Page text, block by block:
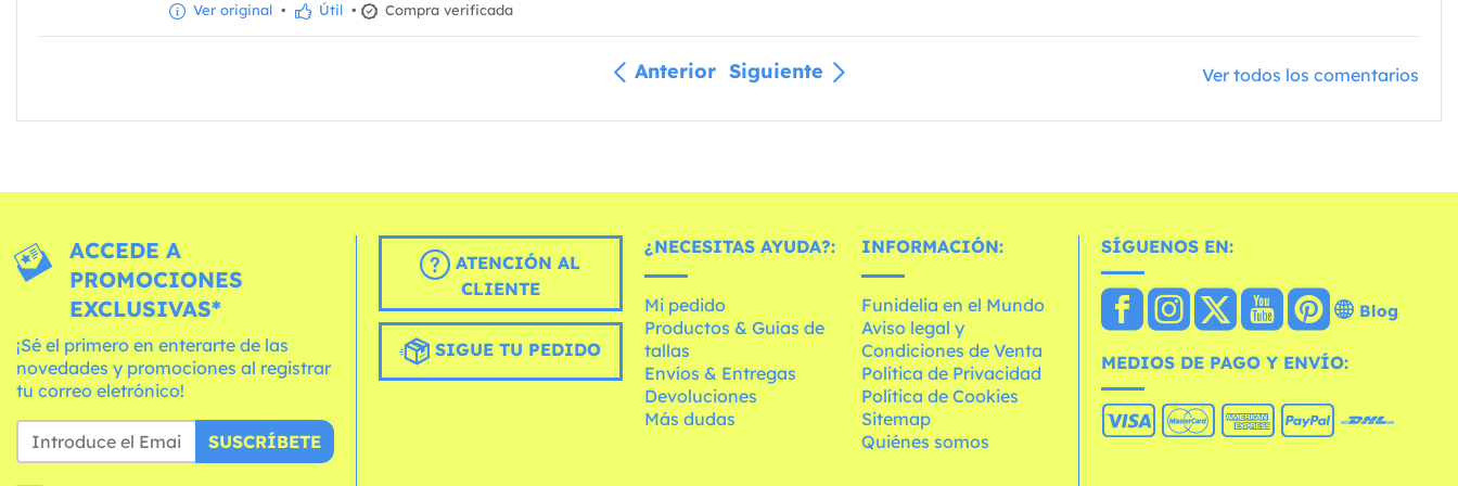
Ver original • Útil • Compra verificada
Anterior Siguiente Ver todos los comentarios
ACCEDE A
PROMOCIONES
EXCLUSIVAS*
¡Sé el primero en enterarte de las
novedades y promociones al registrar
tu correo eletrónico!
SUSCRÍBETE
ATENCIÓN AL
CLIENTE
SIGUE TU PEDIDO
¿NECESITAS AYUDA?:
Mi pedido
Productos & Guías de
tallas
Envíos & Entregas
Devoluciones
Más dudas
INFORMACIÓN:
Funidelia en el Mundo
Aviso legal y
Condiciones de Venta
Política de Privacidad
Política de Cookies
Sitemap
Quiénes somos
SÍGUENOS EN:
Blog
MEDIOS DE PAGO Y ENVÍO: